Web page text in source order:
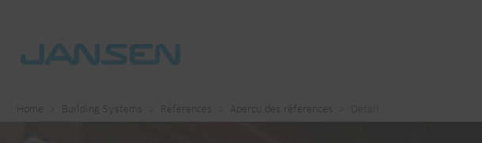
Home Building Systems Références Aperçu des références